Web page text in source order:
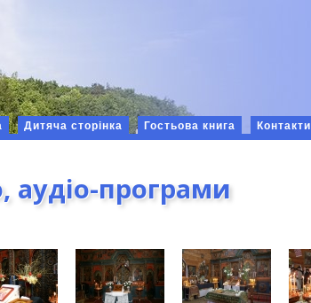
Дитяча сторінка Гостьова книга Контакти
аудіо-програми